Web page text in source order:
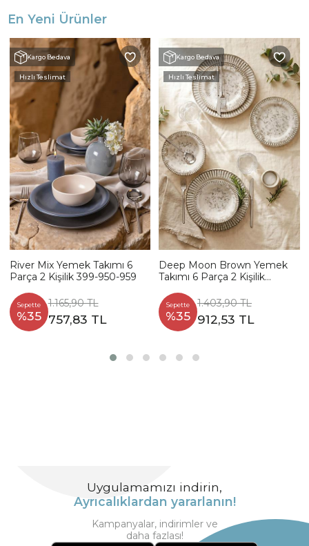
En Yeni Ürünler
Kargo Bedava
Hızlı Teslimat
River Mix Yemek Takımı 6
Parça 2 Kişilik 399-950-959
Sepette
%35
1.165,90 TL
757,83 TL
Kargo Bedava
Hızlı Teslimat
Deep Moon Brown Yemek
Takımı 6 Parça 2 Kişilik
Sepette
%35
1.403,90 TL
912,53 TL
Uygulamamızı indirin,
Ayrıcalıklardan yararlanın!
Kampanyalar, indirimler ve
daha fazlası!